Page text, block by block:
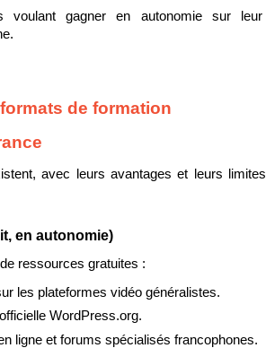
voulant gagner en autonomie sur leur
de formation
avec leurs avantages et leurs limites
en autonomie)
ressources gratuites :
les plateformes vidéo généralistes.
WordPress.org.
ligne et forums spécialisés francophones.